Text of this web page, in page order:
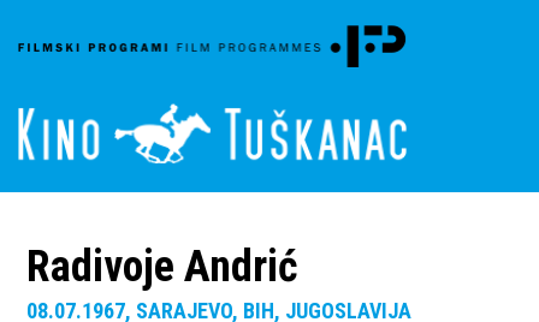
Radivoje Andrić
08.07.1967, SARAJEVO, BIH, JUGOSLAVIJA